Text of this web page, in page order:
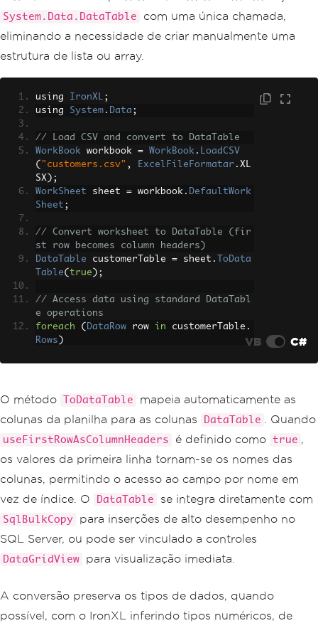
System.Data.DataTable
com uma única chamada,
eliminando a necessidade de criar manualmente uma
estrutura de lista ou array.
using IronXL ;
using System . Data ;
// Load CSV and convert to DataTable
WorkBook workbook = WorkBook . LoadCSV
( "customers.csv" , ExcelFileFormatar . XL
SX );
WorkSheet sheet = workbook . DefaultWork
Sheet ;
// Convert worksheet to DataTable (fir
st row becomes column headers)
DataTable customerTable = sheet .
ToData
Table( true );
// Access data using standard DataTabl
e operations
foreach
( DataRow row in customerTable .
Rows )
// Use with LINQ for filtering and tra
nsformation
Enumerable()
. Where(r => r . Field <string> ("Statu
.ToList();
unt ;
Console. WriteLine ($"Processed {totalCo
VB C#
O método ToDataTable
mapeia automaticamente as
colunas da planilha para as colunas
DataTable . Quando
useFirstRowAsColumnHeaders é definido como true ,
os valores da primeira linha tornam-se os nomes das
colunas, permitindo o acesso ao campo por nome em
vez de índice. O
DataTable se integra diretamente com
SqlBulkCopy
para inserções de alto desempenho no
SQL Server, ou pode ser vinculado a controles
DataGridView para visualização imediata.
A conversão preserva os tipos de dados, quando
possível, com o IronXL inferindo tipos numéricos, de